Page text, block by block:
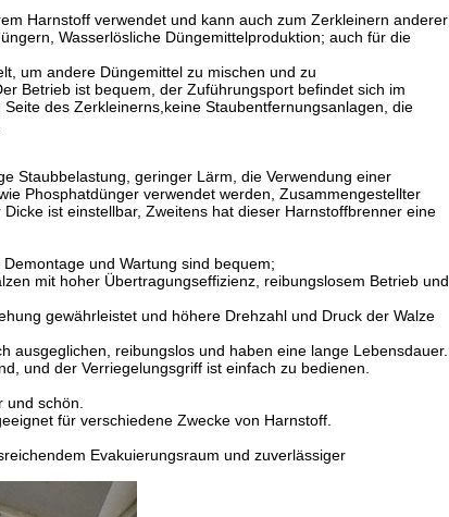
Harnstoff verwendet und kann auch zum Zerkleinern anderer
Wasserlösliche Düngemittelproduktion; auch für die
um andere Düngemittel zu mischen und zu
Betrieb ist bequem, der Zuführungsport befindet sich im
des Zerkleinerns,keine Staubentfernungsanlagen, die
Staubbelastung, geringer Lärm, die Verwendung einer
Phosphatdünger verwendet werden, Zusammengestellter
ist einstellbar, Zweitens hat dieser Harnstoffbrenner eine
und Wartung sind bequem;
mit hoher Übertragungseffizienz, reibungslosem Betrieb und
gewährleistet und höhere Drehzahl und Druck der Walze
ausgeglichen, reibungslos und haben eine lange Lebensdauer.
und der Verriegelungsgriff ist einfach zu bedienen.
schön.
für verschiedene Zwecke von Harnstoff.
Evakuierungsraum und zuverlässiger